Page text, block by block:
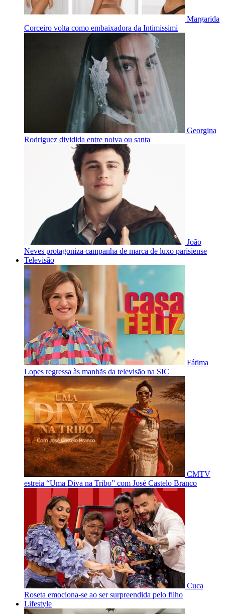
Margarida
Corceiro volta como embaixadora da Intimissimi
Georgina
Rodriguez dividida entre noiva ou santa
João
Neves protagoniza campanha de marca de luxo parisiense
Televisão
Fátima
Lopes regressa às manhãs da televisão na SIC
CMTV
estreia “Uma Diva na Tribo” com José Castelo Branco
Cuca
Roseta emociona-se ao ser surpreendida pelo filho
Lifestyle